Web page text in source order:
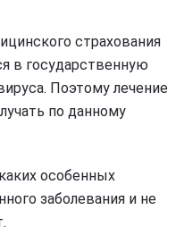
страхования
в государственную
Поэтому лечение
по данному
особенных
заболевания и не